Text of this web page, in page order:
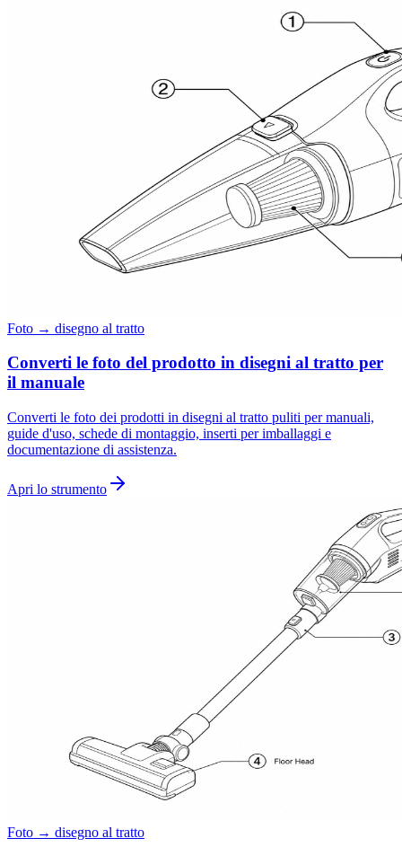
Foto → disegno al tratto
Converti le foto del prodotto in disegni al tratto per
il manuale
Converti le foto dei prodotti in disegni al tratto puliti per manuali,
guide d'uso, schede di montaggio, inserti per imballaggi e
documentazione di assistenza.
Apri lo strumento
Foto → disegno al tratto